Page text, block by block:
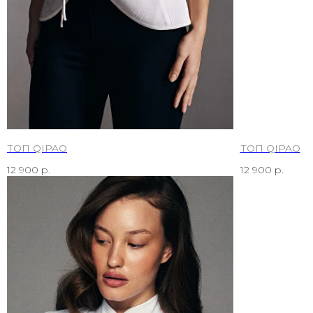
ТОП QIPAO
12 900 р.
ТОП QIPAO
12 900 р.